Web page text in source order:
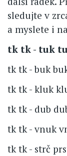
sledujte v
a myslete i
tk tk - tuk
tk tk - buk
tk tk - kluk
tk tk - dub
tk tk - vnuk
tk tk - strč